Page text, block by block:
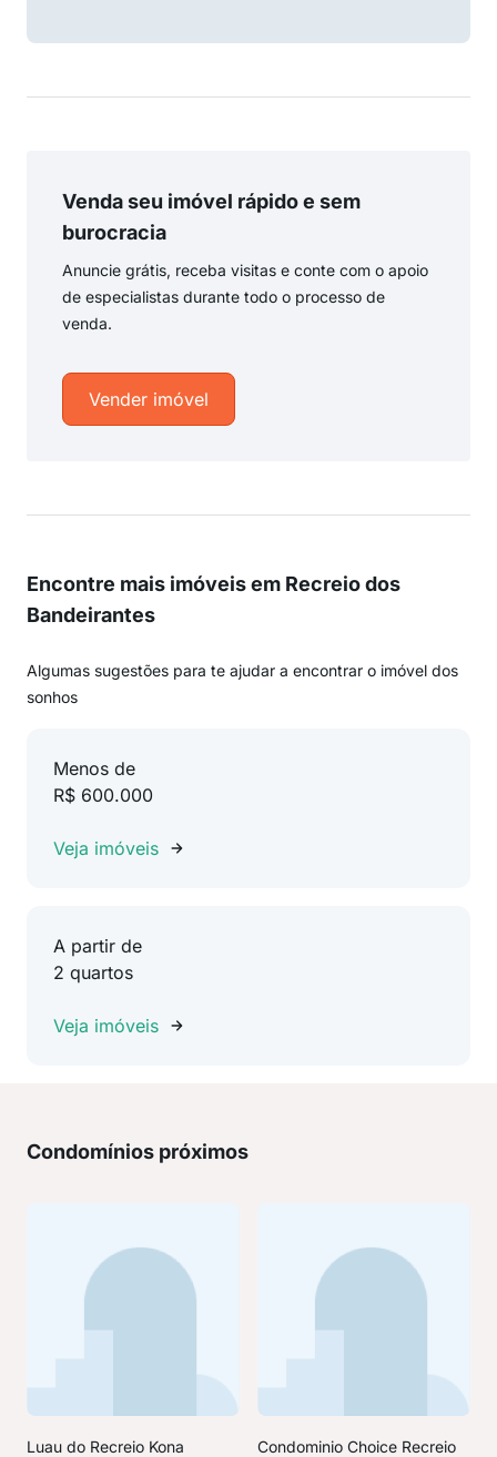
Venda seu imóvel rápido e sem
burocracia
Anuncie grátis, receba visitas e conte com o apoio
de especialistas durante todo o processo de
venda.
Vender imóvel
Encontre mais imóveis em Recreio dos
Bandeirantes
Algumas sugestões para te ajudar a encontrar o imóvel dos
sonhos
Menos de
R$ 600.000
Veja imóveis
A partir de
2 quartos
Veja imóveis
Condomínios próximos
Luau do Recreio Kona
Condominio Choice Recreio